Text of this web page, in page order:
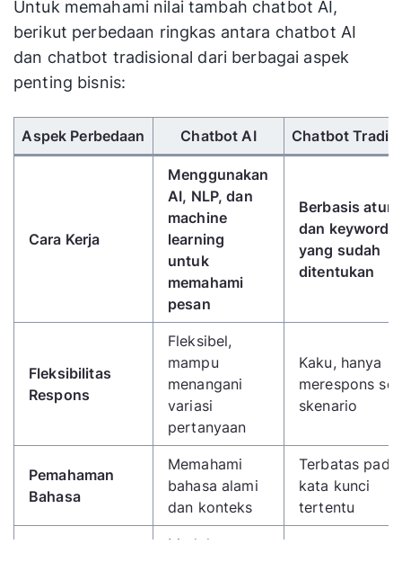
Untuk memahami nilai tambah chatbot AI,
berikut perbedaan ringkas antara chatbot AI
dan chatbot tradisional dari berbagai aspek
penting bisnis:
Gunakan tombol panah kiri/kanan untuk
Aspek Perbedaan Chatbot AI Chatbot
Cara Kerja
Menggunakan
AI, NLP, dan
machine
learning
untuk
memahami
pesan
Berbasis
dan keyword
yang sudah
ditentukan
Fleksibilitas
Respons
Fleksibel,
mampu
menangani
variasi
pertanyaan
Kaku, hanya
merespons
skenario
Pemahaman
Bahasa
Memahami
bahasa alami
dan konteks
Terbatas pada
kata kunci
tertentu
Mudah